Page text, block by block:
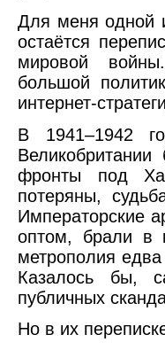
Для меня одной
остаётся
мировой
большой
интернет-
В 1941–1942
фронты под
потеряны,
Императорские
оптом, брали в
метрополия
Казалось бы,
публичных
Но в их